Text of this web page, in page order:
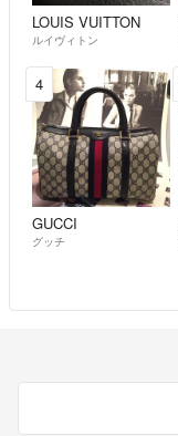
LOUIS VUITTON
ルイヴィトン
4
GUCCI
グッチ